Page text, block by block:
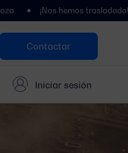
Contactar
Iniciar sesión
¡Nos hemos trasladado! Te